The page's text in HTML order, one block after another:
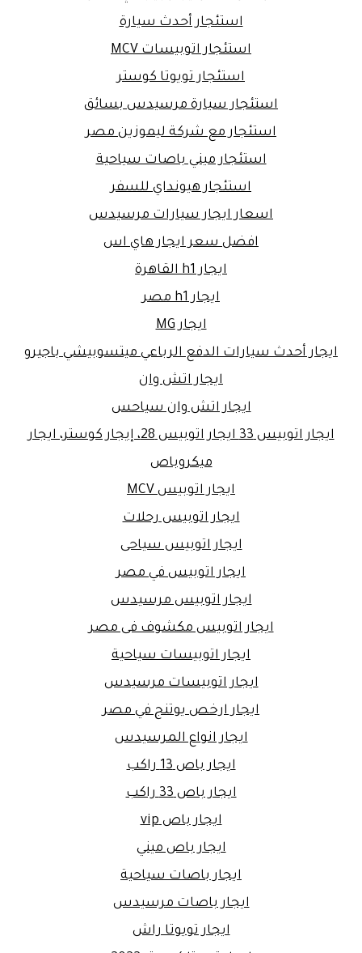
استئجار أحدث سيارة
استئجار اتوبيسات MCV
استئجار تويوتا كوستر
استئجار سيارة مرسيدس بسائق
استئجار مع شركة ليموزين مصر
استئجار ميني باصات سياحية
استئجار هيونداي للسفر
اسعار ايجار سيارات مرسيدس
افضل سعر ايجار هاي اس
ايجار h1 القاهرة
ايجار h1 مصر
ايجار MG
ايجار أحدث سيارات الدفع الرباعي ميتسوبيشي باجيرو
ايجار اتش وان
ايجار اتش وان سياحس
ايجار اتوبيس 33 ايجار اتوبيس 28، إيجار كوستر، ايجار
ميكروباص
ايجار اتوبيس MCV
ايجار اتوبيس رحلات
ايجار اتوبيس سياحى
ايجار اتوبيس في مصر
ايجار اتوبيس مرسيدس
ايجار اتوبيس مكشوف فى مصر
ايجار اتوبيسات سياحية
ايجار اتوبيسات مرسيدس
ايجار ارخص يوتنج في مصر
ايجار انواع المرسيدس
ايجار باص 13 راكب
ايجار باص 33 راكب
ايجار باص vip
ايجار باص ميني
ايجار باصات سياحية
ايجار باصات مرسيدس
ايجار تويوتا راش